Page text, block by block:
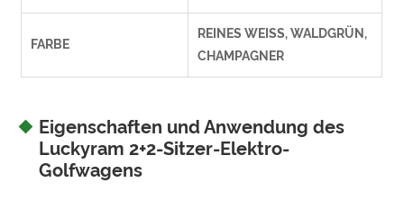
FARBE
REINES WEISS, WALDGRÜN,
CHAMPAGNER
Eigenschaften und Anwendung des
Luckyram 2+2-Sitzer-Elektro-
Golfwagens